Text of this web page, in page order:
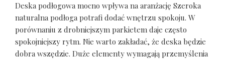
Deska podłogowa mocno wpływa na aranżację Szeroka
naturalna podłoga potrafi dodać wnętrzu spokoju. W
porównaniu z drobniejszym parkietem daje często
spokojniejszy rytm. Nie warto zakładać, że deska będzie
dobra wszędzie. Duże elementy wymagają przemyślenia